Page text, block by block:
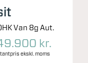
Van 8g Aut.
kr.
ekskl. moms